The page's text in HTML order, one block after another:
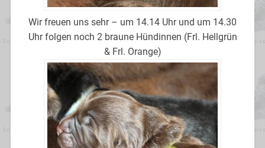
Wir freuen uns sehr – um 14.14 Uhr und um 14.30
Uhr folgen noch 2 braune Hündinnen (Frl. Hellgrün
& Frl. Orange)